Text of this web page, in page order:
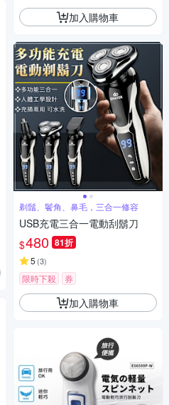
加入購物車
剃鬚、鬢角、鼻毛，三合一修容
USB充電三合一電動刮鬍刀
$480 81折
5 (3)
限時下殺 券
加入購物車